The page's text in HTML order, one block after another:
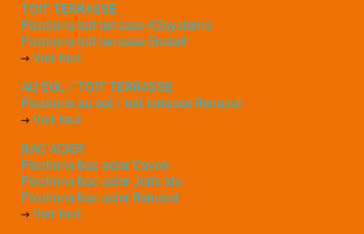
TOIT TERRASSE
Fixations toit terrasse K2systems
Fixations toit terrasse Enstall
Voir tout
AU SOL / TOIT TERRASSE
Fixations au sol / toit terrasse Renusol
Voir tout
BAC ACIER
Fixations bac acier Coveo
Fixations bac acier Joris Ide
Fixations bac acier Renusol
Voir tout